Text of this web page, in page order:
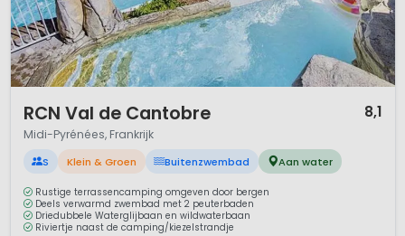
RCN Val de Cantobre 8,1
Midi-Pyrénées, Frankrijk
S Klein & Groen Buitenzwembad Aan water
Rustige terrassencamping omgeven door bergen
Deels verwarmd zwembad met 2 peuterbaden
Driedubbele Waterglijbaan en wildwaterbaan
Riviertje naast de camping/kiezelstrandje